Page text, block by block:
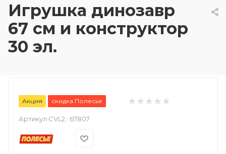
Игрушка динозавр
67 см и конструктор
30 эл.
Акция скидка Полесье
Артикул CVL2:: 67807